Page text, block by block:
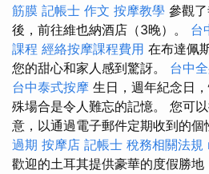
筋膜 記帳士 作文 按摩教學 參觀
後，前往維也納酒店（3晚）。 台
課程 經絡按摩課程費用 在布達佩
您的甜心和家人感到驚訝。 台中
台中泰式按摩 生日，週年紀念日
殊場合是令人難忘的記憶。 您可
意，以通過電子郵件定期收到的個
過期 按摩店 記帳士 稅務相關法規
歡迎的土耳其提供豪華的度假勝地